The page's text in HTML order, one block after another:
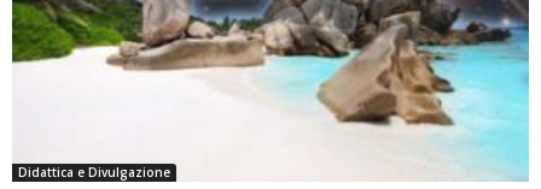
Didattica e Divulgazione